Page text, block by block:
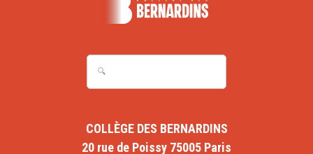
COLLÈGE DES BERNARDINS
20 rue de Poissy 75005 Paris